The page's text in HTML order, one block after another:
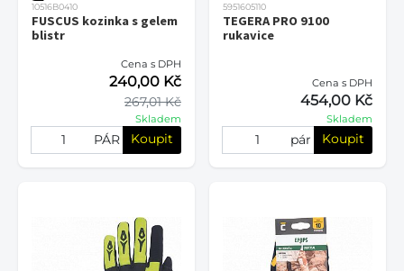
10516B0410
FUSCUS kozinka s gelem
blistr
Cena s DPH
267,01 Kč
240,00 Kč
Skladem
PÁR Koupit
5951605110
TEGERA PRO 9100
rukavice
Cena s DPH
454,00 Kč
Skladem
pár Koupit